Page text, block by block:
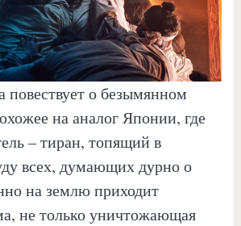
о безымянном
на аналог Японии, где
– тиран, топящий в
всех, думающих дурно о
на землю приходит
не только уничтожающая